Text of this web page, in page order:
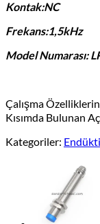
Kontak:NC
Frekans:1,5kHz
Model Numarası:
Çalışma
Kısımda Bulunan
Kategoriler: